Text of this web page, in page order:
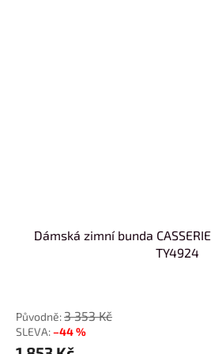
Dámská zimní bunda
TY4924
3 353 Kč
–44 %